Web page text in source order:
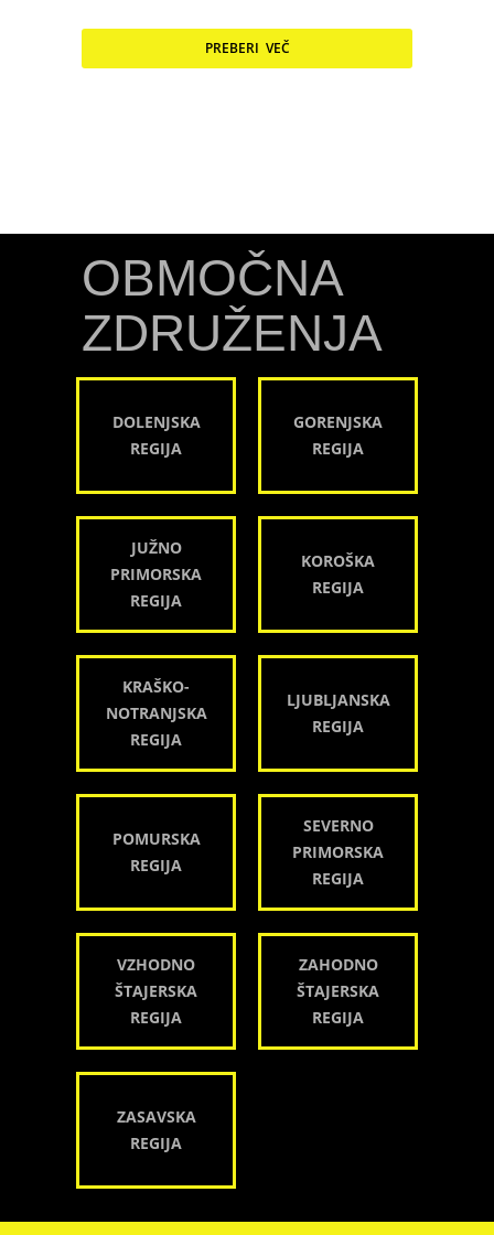
PREBERI VEČ
OBMOČNA
ZDRUŽENJA
DOLENJSKA
REGIJA
GORENJSKA
REGIJA
JUŽNO
PRIMORSKA
REGIJA
KOROŠKA
REGIJA
KRAŠKO-
NOTRANJSKA
REGIJA
LJUBLJANSKA
REGIJA
POMURSKA
REGIJA
SEVERNO
PRIMORSKA
REGIJA
VZHODNO
ŠTAJERSKA
REGIJA
ZAHODNO
ŠTAJERSKA
REGIJA
ZASAVSKA
REGIJA